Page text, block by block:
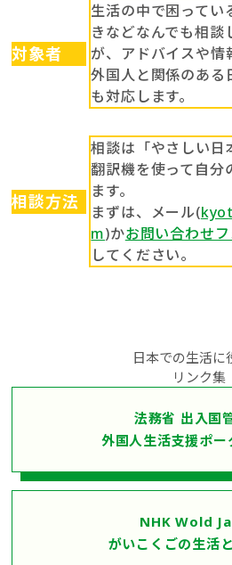
対象者
生活の中で困ってい
きなどなんでも相談
が、アドバイスや情
外国人と関係のある
も対応します。
相談方法
相談は「やさしい日
翻訳機を使って自分
ます。
まずは、メール(
m)かお問い合わせ
してください。
日本での生活に
リンク集
法務省 出入国
外国人生活支援ポー
NHK Wold
がいこくごの生活